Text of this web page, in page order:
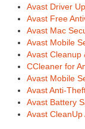
Avast Driver
Avast Free
Avast Mac
Avast Mobile
Avast Cleanup
CCleaner for
Avast Mobile
Avast Anti-
Avast Battery
Avast CleanUp